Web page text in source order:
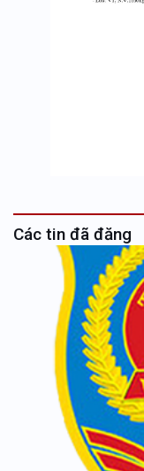
Các tin đã đăng